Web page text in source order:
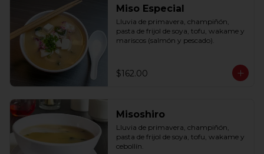
Miso Especial
Lluvia de primavera, champiñón,
pasta de frijol de soya, tofu, wakame y
mariscos (salmón y pescado).
$162.00
Misoshiro
Lluvia de primavera, champiñón,
pasta de frijol de soya, tofu, wakame y
cebollín.